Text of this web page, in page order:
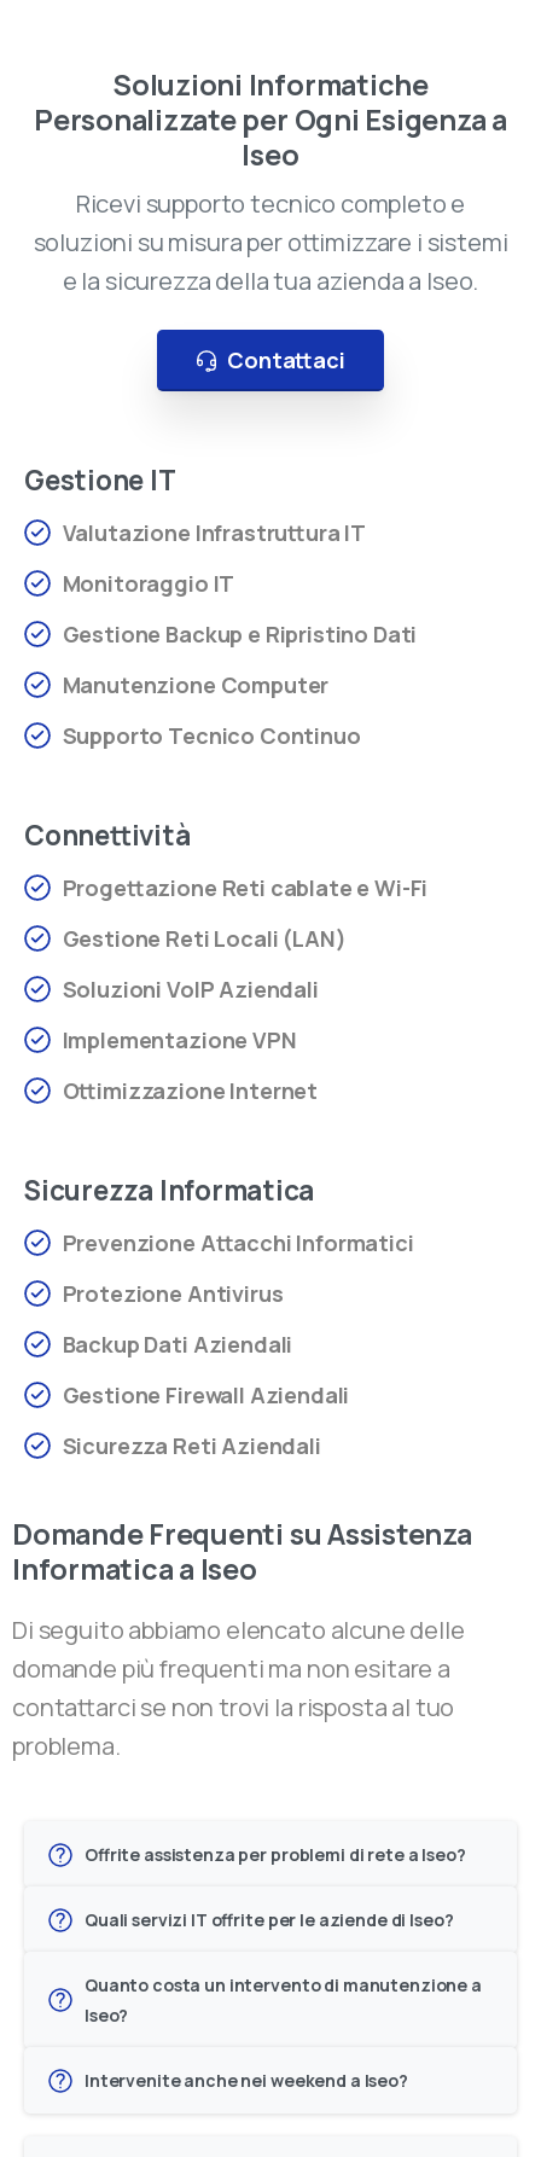
Soluzioni Informatiche
Personalizzate per Ogni Esigenza a
Iseo
Ricevi supporto tecnico completo e
soluzioni su misura per ottimizzare i sistemi
e la sicurezza della tua azienda a Iseo.
Contattaci
Gestione IT
Valutazione Infrastruttura IT
Monitoraggio IT
Gestione Backup e Ripristino Dati
Manutenzione Computer
Supporto Tecnico Continuo
Connettività
Progettazione Reti cablate e Wi-Fi
Gestione Reti Locali (LAN)
Soluzioni VoIP Aziendali
Implementazione VPN
Ottimizzazione Internet
Sicurezza Informatica
Prevenzione Attacchi Informatici
Protezione Antivirus
Backup Dati Aziendali
Gestione Firewall Aziendali
Sicurezza Reti Aziendali
Domande Frequenti su Assistenza
Informatica a Iseo
Di seguito abbiamo elencato alcune delle
domande più frequenti ma non esitare a
contattarci se non trovi la risposta al tuo
problema.
Offrite assistenza per problemi di rete a Iseo?
Quali servizi IT offrite per le aziende di Iseo?
Quanto costa un intervento di manutenzione a
Iseo?
Intervenite anche nei weekend a Iseo?
Visita il nostro negozio online
Oltre 50.000 prodotti di elettronica e
ordinalo in pochi clic e ricevilo comodamente a
casa con una spedizione rapida e sicura.
Ampia scelta di Informatica, Elettronica, TV,
Audio e Video
Ricevi 5€ sul primo ordine